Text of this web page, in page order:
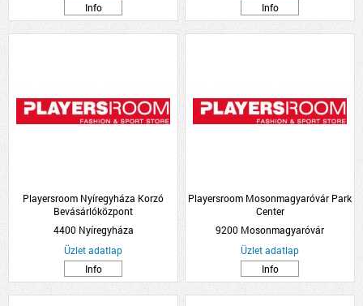
Info
Info
Playersroom Nyíregyháza Korzó
Bevásárlóközpont
4400 Nyíregyháza
Üzlet adatlap
Info
Playersroom Mosonmagyaróvár Park
Center
9200 Mosonmagyaróvár
Üzlet adatlap
Info